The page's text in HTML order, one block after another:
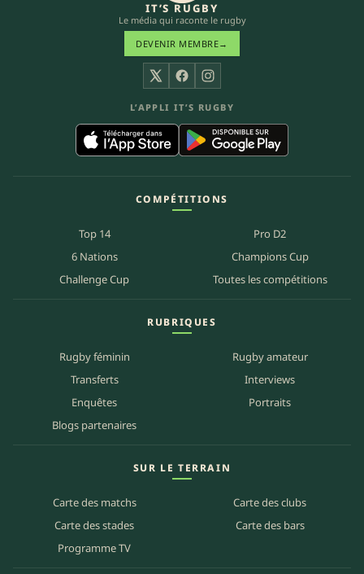
IT’S RUGBY
Le média qui raconte le rugby
DEVENIR MEMBRE→
X FacebookInstagram
L’APPLI IT’S RUGBY
COMPÉTITIONS
Top 14
Pro D2
6 Nations
Champions Cup
Challenge Cup
Toutes les compétitions
RUBRIQUES
Rugby féminin
Rugby amateur
Transferts
Interviews
Enquêtes
Portraits
Blogs partenaires
SUR LE TERRAIN
Carte des matchs
Carte des clubs
Carte des stades
Carte des bars
Programme TV